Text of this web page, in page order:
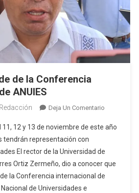
de la Conferencia
ANUIES
Redacción Deja Un ComentarioEn
Será
De
La
Conferencia
12 y 13 de noviembre de este año
tendrán representación con
El rector de la Universidad de
Ortiz Zermeño, dio a conocer que
la Conferencia internacional de
de Universidades e